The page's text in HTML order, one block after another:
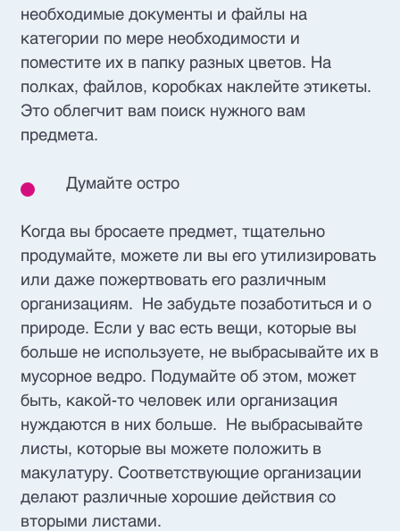
необходимые документы и файлы на
категории по мере необходимости и
поместите их в папку разных цветов. На
полках, файлов, коробках наклейте этикеты.
Это облегчит вам поиск нужного вам
предмета.
Думайте остро
Когда вы бросаете предмет, тщательно
продумайте, можете ли вы его утилизировать
или даже пожертвовать его различным
организациям. Не забудьте позаботиться и о
природе. Если у вас есть вещи, которые вы
больше не используете, не выбрасывайте их в
мусорное ведро. Подумайте об этом, может
быть, какой-то человек или организация
нуждаются в них больше. Не выбрасывайте
листы, которые вы можете положить в
макулатуру. Соответствующие организации
делают различные хорошие действия со
вторыми листами.